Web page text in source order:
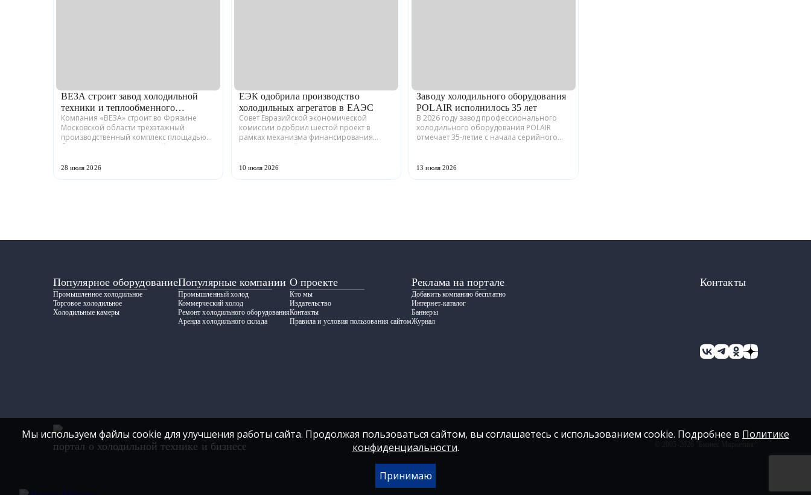
ВЕЗА строит завод холодильной
техники и теплообменного
оборудования
Компания «ВЕЗА» строит во Фрязине
Московской области трехэтажный
производственный комплекс площадью
более 12 тыс. кв. м для серийного выпуска
оборудования. ...
28 июля 2026
ЕЭК одобрила производство
холодильных агрегатов в ЕАЭС
Совет Евразийской экономической
комиссии одобрил шестой проект в
рамках механизма финансирования
промышленной кооперации в ЕАЭС.
ГРАДИЕНТ» совместно с предприятия...
10 июля 2026
Заводу холодильного оборудования
POLAIR исполнилось 35 лет
В 2026 году завод профессионального
холодильного оборудования POLAIR
отмечает 35-летие с начала серийного
Марий Эл, выпускает обору...
13 июля 2026
Популярное оборудование
Промышленное холодильное
Торговое холодильное
Холодильные камеры
Популярные компании
Промышленный холод
Коммерческий холод
Ремонт холодильного оборудования
Аренда холодильного склада
О проекте
Кто мы
Издательство
Контакты
Правила и условия пользования сайтом
Реклама на портале
Добавить компанию бесплатно
Интернет-каталог
Баннеры
Журнал
Контакты
портал о холодильной технике и бизнесе
Мы используем файлы cookie для улучшения работы сайта. Продолжая пользоваться сайтом, вы соглашаетесь с использованием cookie. Подробнее в Политике
конфиденциальности.
Принимаю